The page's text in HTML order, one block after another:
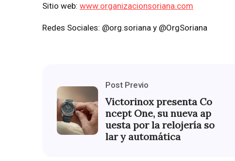
Sitio web: www.organizacionsoriana.com
Redes Sociales: @org.soriana y @OrgSoriana
Post Previo
Victorinox presenta Co
ncept One, su nueva ap
uesta por la relojería so
lar y automática